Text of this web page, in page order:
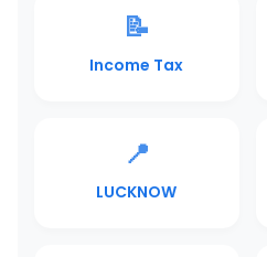
📝
Income Tax
📍
LUCKNOW